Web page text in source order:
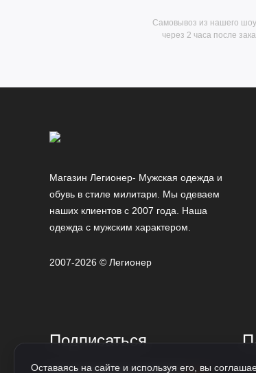
Самовывоз из нашего
через 2 часа после
Магазин Легионер- Мужская одежда и
обувь в стиле милитари. Мы одеваем
наших клиентов с 2007 года. Наша
одежда с мужским характером.
2007-2026 © Легионер
Подписаться
Оставаясь на сайте и используя его, вы